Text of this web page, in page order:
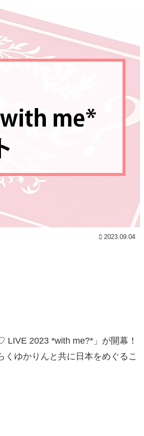
2023.09.04
2023 *with me?*」が開幕！
ゆかりんと共に日本をめぐるこ